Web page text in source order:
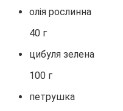
олія рослинна
40 г
цибуля зелена
100 г
петрушка